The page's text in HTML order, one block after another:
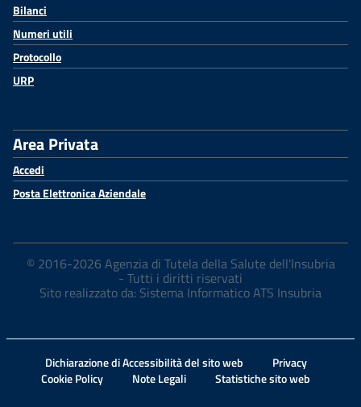
Bilanci
Numeri utili
Protocollo
URP
Area Privata
Accedi
Posta Elettronica Aziendale
© 2016-2026 Agenzia di Tutela della Salute dell'Insubria
- Tutti i diritti riservati
Sito realizzato da: Sistema Informatico ATS Insubria
Dichiarazione di Accessibilità del sito web
Privacy
Cookie Policy
Note Legali Statistiche sito web